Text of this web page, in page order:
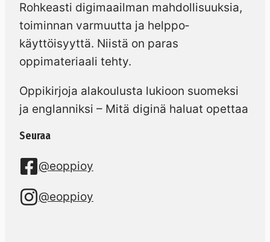
Rohkeasti digimaailman mahdollisuuksia,
toiminnan varmuutta ja helppo­
käyttöisyyttä. Niistä on paras
oppimateriaali tehty.
Oppikirjoja alakoulusta lukioon suomeksi
ja englanniksi – Mitä diginä haluat opettaa
Seuraa
@eoppioy
@eoppioy